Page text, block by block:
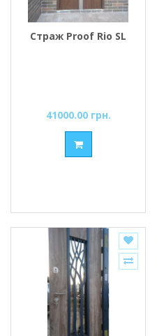
Страж Proof Rio SL
41000.00 грн.